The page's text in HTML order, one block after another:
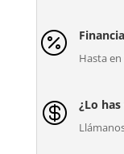

Hasta en
 ¿Lo